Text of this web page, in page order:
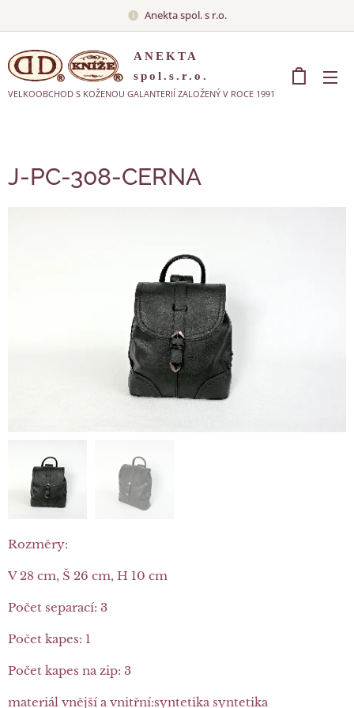
Anekta spol. s r.o.
ANEKTA
spol.s.r.o.
VELKOOBCHOD S KOŽENOU GALANTERIÍ ZALOŽENÝ V ROCE 1991
J-PC-308-CERNA
Rozměry:
V 28 cm, Š 26 cm, H 10 cm
Počet separací: 3
Počet kapes: 1
Počet kapes na zip: 3
materiál vnější a vnitřní:syntetika syntetika